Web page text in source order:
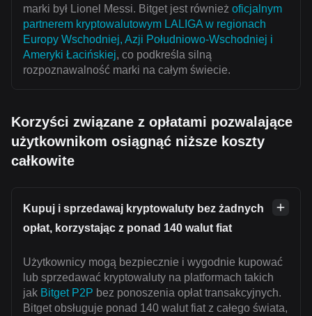
marki był Lionel Messi. Bitget jest również oficjalnym
partnerem kryptowalutowym LALIGA w regionach
Europy Wschodniej, Azji Południowo-Wschodniej i
Ameryki Łacińskiej, co podkreśla silną
rozpoznawalność marki na całym świecie.
Korzyści związane z opłatami pozwalające
użytkownikom osiągnąć niższe koszty
całkowite
Kupuj i sprzedawaj kryptowaluty bez żadnych
opłat, korzystając z ponad 140 walut fiat
Użytkownicy mogą bezpiecznie i wygodnie kupować
lub sprzedawać kryptowaluty na platformach takich
jak Bitget P2P bez ponoszenia opłat transakcyjnych.
Bitget obsługuje ponad 140 walut fiat z całego świata,